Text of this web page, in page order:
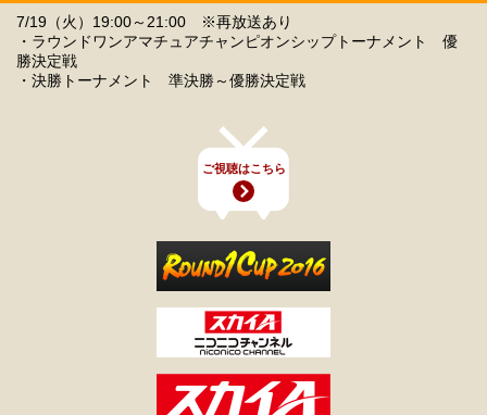
7/19（火）19:00～21:00 ※再放送あり
・ラウンドワンアマチュアチャンピオンシップトーナメント 優
勝決定戦
・決勝トーナメント 準決勝～優勝決定戦
ご視聴はこちら